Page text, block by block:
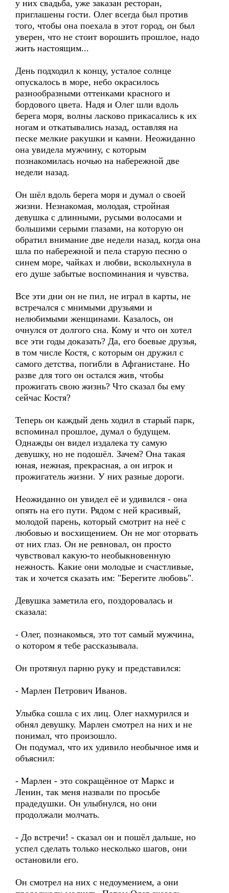
у них свадьба, уже заказан ресторан,
приглашены гости. Олег всегда был против
того, чтобы она поехала в этот город, он был
уверен, что не стоит ворошить прошлое, надо
жить настоящим...
День подходил к концу, усталое солнце
опускалось в море, небо окрасилось
разнообразными оттенками красного и
бордового цвета. Надя и Олег шли вдоль
берега моря, волны ласково прикасались к их
ногам и откатывались назад, оставляя на
песке мелкие ракушки и камни. Неожиданно
она увидела мужчину, с которым
познакомилась ночью на набережной две
недели назад.
Он шёл вдоль берега моря и думал о своей
жизни. Незнакомая, молодая, стройная
девушка с длинными, русыми волосами и
большими серыми глазами, на которую он
обратил внимание две недели назад, когда она
шла по набережной и пела старую песню о
синем море, чайках и любви, всколыхнула в
его душе забытые воспоминания и чувства.
Все эти дни он не пил, не играл в карты, не
встречался с мнимыми друзьями и
нелюбимыми женщинами. Казалось, он
очнулся от долгого сна. Кому и что он хотел
все эти годы доказать? Да, его боевые друзья,
в том числе Костя, с которым он дружил с
самого детства, погибли в Афганистане. Но
разве для того он остался жив, чтобы
прожигать свою жизнь? Что сказал бы ему
сейчас Костя?
Теперь он каждый день ходил в старый парк,
вспоминал прошлое, думал о будущем.
Однажды он видел издалека ту самую
девушку, но не подошёл. Зачем? Она такая
юная, нежная, прекрасная, а он игрок и
прожигатель жизни. У них разные дороги.
Неожиданно он увидел её и удивился - она
опять на его пути. Рядом с ней красивый,
молодой парень, который смотрит на неё с
любовью и восхищением. Он не мог оторвать
от них глаз. Он не ревновал, он просто
чувствовал какую-то необыкновенную
нежность. Какие они молодые и счастливые,
так и хочется сказать им: "Берегите любовь".
Девушка заметила его, поздоровалась и
сказала:
- Олег, познакомься, это тот самый мужчина,
о котором я тебе рассказывала.
Он протянул парню руку и представился:
- Марлен Петрович Иванов.
Улыбка сошла с их лиц. Олег нахмурился и
обнял девушку. Марлен смотрел на них и не
понимал, что произошло.
Он подумал, что их удивило необычное имя и
объяснил:
- Марлен - это сокращённое от Маркс и
Ленин, так меня назвали по просьбе
прадедушки. Он улыбнулся, но они
продолжали молчать.
- До встречи! - сказал он и пошёл дальше, но
успел сделать только несколько шагов, они
остановили его.
Он смотрел на них с недоумением, а они